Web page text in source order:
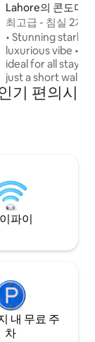
점 만점), 후기 34
Lahore의 콘도미
최고급 - 침실 2개,
롤스로이스 | 에어
• Stunning
luxurious vibe • Prime, peaceful location
ideal for all stays
just a short walk
top eateries:
Jugnu, Tim
기 편의시
파이
내 무료 주
차